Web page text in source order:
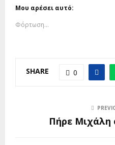
Μου αρέσει αυτό:
Φόρτωση...
SHARE 0
Πήρε Μιχάλη